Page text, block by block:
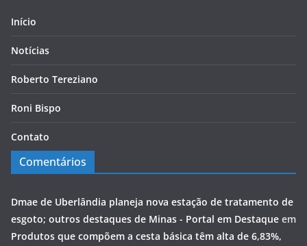
Início
Notícias
Roberto Tereziano
Roni Bispo
Contato
Comentários
Dmae de Uberlândia planeja nova estação de tratamento de
esgoto; outros destaques de Minas - Portal em Destaque em
Produtos que compõem a cesta básica têm alta de 6,83%,